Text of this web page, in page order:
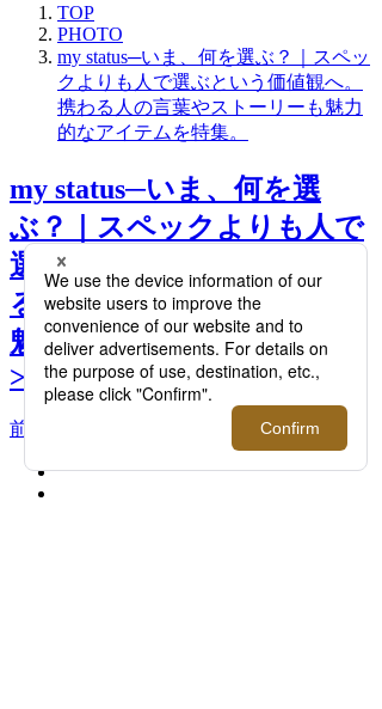
TOP
PHOTO
my status─いま、何を選ぶ？｜スペッ
クよりも人で選ぶという価値観へ。
携わる人の言葉やストーリーも魅力
的なアイテムを特集。
my status─いま、何を選
ぶ？｜スペックよりも人で
選ぶという価値観へ。携わ
る人の言葉やストーリーも
魅力的なアイテムを特集。
>>
前へ